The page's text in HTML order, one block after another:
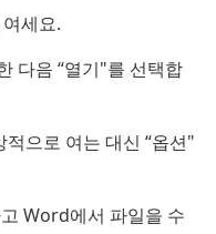
세요.
다음 “열기"를 선택합
으로 여는 대신 “옵션"
Word에서 파일을 수